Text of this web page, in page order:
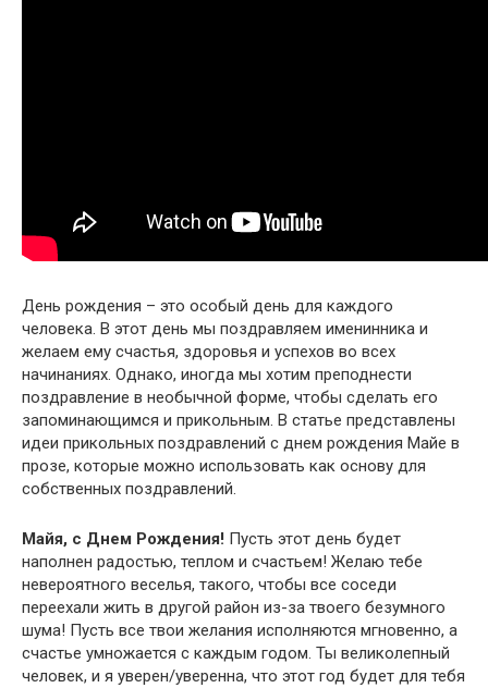
День рождения – это особый день для каждого
человека. В этот день мы поздравляем именинника и
желаем ему счастья, здоровья и успехов во всех
начинаниях. Однако, иногда мы хотим преподнести
поздравление в необычной форме, чтобы сделать его
запоминающимся и прикольным. В статье представлены
идеи прикольных поздравлений с днем рождения Майе в
прозе, которые можно использовать как основу для
собственных поздравлений.
Майя, с Днем Рождения! Пусть этот день будет
наполнен радостью, теплом и счастьем! Желаю тебе
невероятного веселья, такого, чтобы все соседи
переехали жить в другой район из-за твоего безумного
шума! Пусть все твои желания исполняются мгновенно, а
счастье умножается с каждым годом. Ты великолепный
человек, и я уверен/уверенна, что этот год будет для тебя